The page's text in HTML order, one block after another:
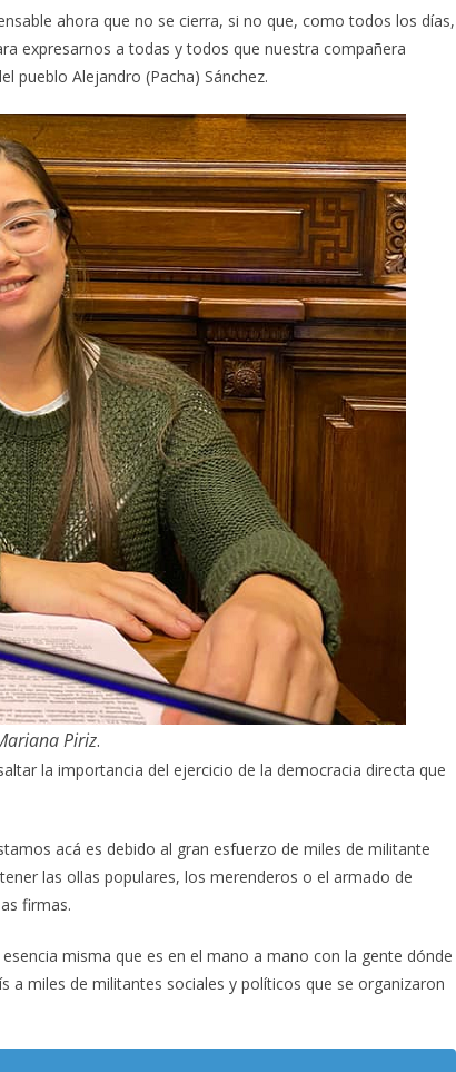
ahora que no se cierra, si no que, como todos los días,
expresarnos a todas y todos que nuestra compañera
pueblo Alejandro (Pacha) Sánchez.
Piriz.
la importancia del ejercicio de la democracia directa que
acá es debido al gran esfuerzo de miles de militante
las ollas populares, los merenderos o el armado de
firmas.
misma que es en el mano a mano con la gente dónde
a miles de militantes sociales y políticos que se organizaron